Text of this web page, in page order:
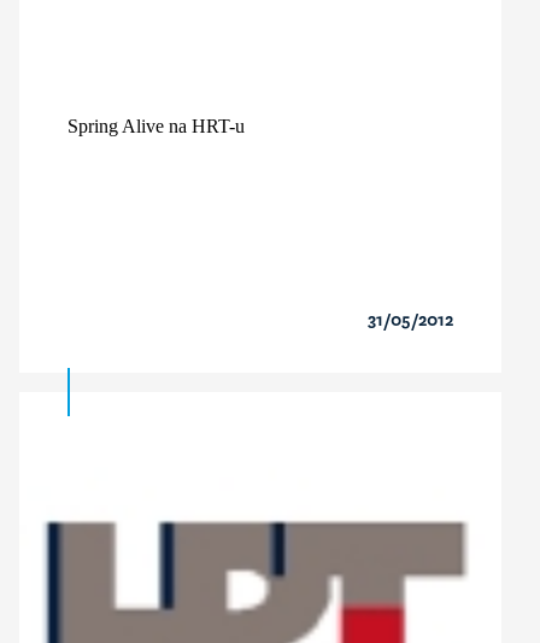
Spring Alive na HRT-u
31/05/2012